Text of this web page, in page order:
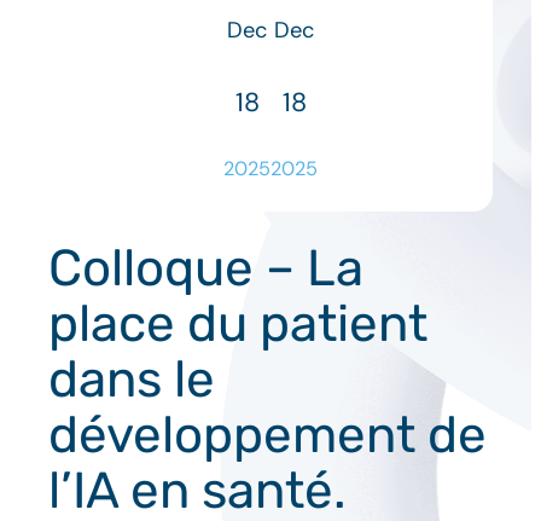
Dec
18
2025
Dec
18
2025
Colloque – La
place du patient
dans le
développement de
l’IA en santé.